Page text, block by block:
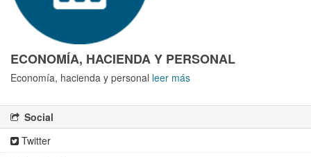
ECONOMÍA, HACIENDA Y PERSONAL
Economía, hacienda y personal leer más
Social
Twitter